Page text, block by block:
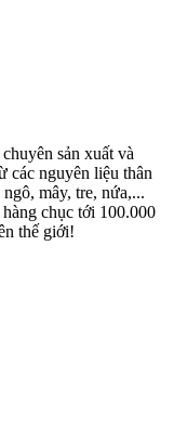
sản xuất và
các nguyên liệu thân
mây, tre, nứa,...
chục tới 100.000
thế giới!